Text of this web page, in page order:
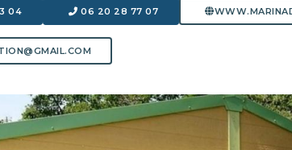
04 06 20 28 77 07